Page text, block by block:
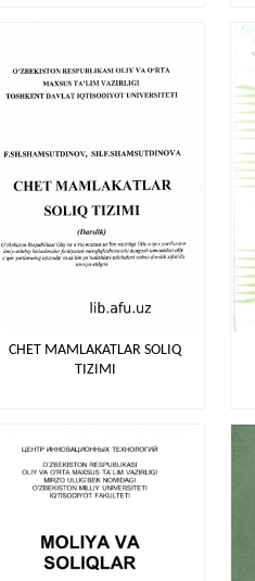
CHET MAMLAKATLAR SOLIQ
TIZIMI